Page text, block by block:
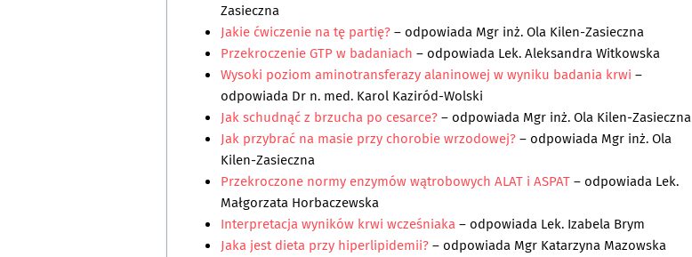
Zasieczna
Jakie ćwiczenie na tę partię?– odpowiada Mgr inż. Ola Kilen-Zasieczna
Przekroczenie GTP w badaniach – odpowiada Lek. Aleksandra Witkowska
Wysoki poziom aminotransferazy alaninowej w wyniku badania krwi –
odpowiada Dr n. med. Karol Kaziród-Wolski
Jak schudnąć z brzucha po cesarce?– odpowiada Mgr inż. Ola Kilen-Zasieczna
Jak przybrać na masie przy chorobie wrzodowej?– odpowiada Mgr inż. Ola
Kilen-Zasieczna
Przekroczone normy enzymów wątrobowych ALAT i ASPAT– odpowiada Lek.
Małgorzata Horbaczewska
Interpretacja wyników krwi wcześniaka– odpowiada Lek. Izabela Brym
Jaka jest dieta przy hiperlipidemii?– odpowiada Mgr Katarzyna Mazowska